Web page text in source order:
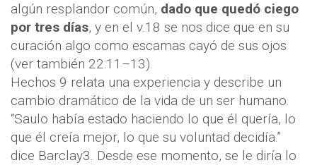
algún resplandor común, dado que quedó ciego
por tres días, y en el v.18 se nos dice que en su
curación algo como escamas cayó de sus ojos
(ver también 22:11–13).
Hechos 9 relata una experiencia y describe un
cambio dramático de la vida de un ser humano.
“Saulo había estado haciendo lo que él quería, lo
que él creía mejor, lo que su voluntad decidía.”
dice Barclay3. Desde ese momento, se le diría lo